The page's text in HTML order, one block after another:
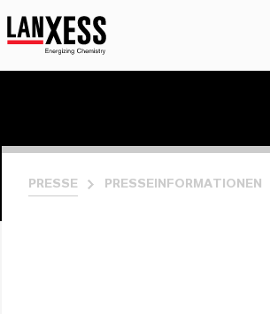
PRESSE PRESSEINFORMATIONEN